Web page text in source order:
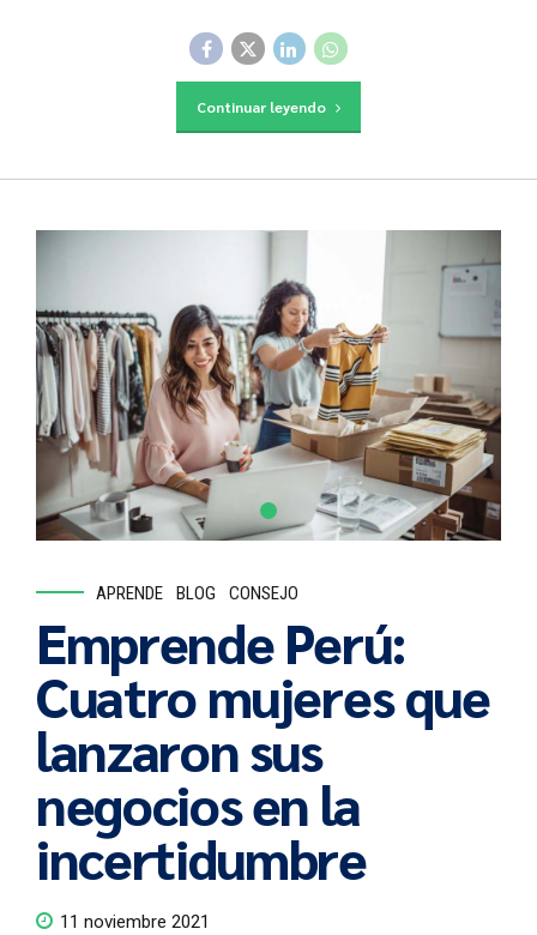
Continuar leyendo
APRENDE BLOG CONSEJO
Emprende Perú:
Cuatro mujeres que
lanzaron sus
negocios en la
incertidumbre
11 noviembre 2021